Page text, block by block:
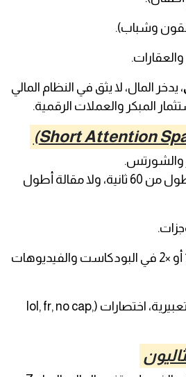
وشباب).
، يدخر المال، لا يثق في النظام المالي
المبكر والعملات الرقمية.
والشورتس.
جيل Z لا يتحمل فيديو أطول من 60 ثانية، ولا مقالة أطول
يستخدمون السرعة ×1.5 أو ×2 في البودكاست والفيديوهات
أسلوب تواصلهم: رموز تعبيرية، اختصارات (lol, fr, no cap,